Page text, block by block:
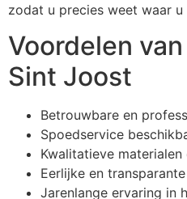
zodat u precies weet waar u
Voordelen
Sint Joost
Betrouwbare en
Spoedservice
Kwalitatieve
Eerlijke en
Jarenlange ervaring in